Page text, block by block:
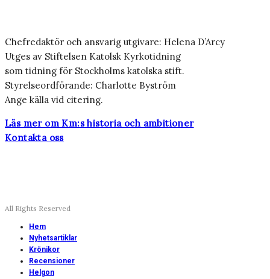
Chefredaktör och ansvarig utgivare: Helena D’Arcy
Utges av Stiftelsen Katolsk Kyrkotidning
som tidning för Stockholms katolska stift.
Styrelseordförande: Charlotte Byström
Ange källa vid citering.
Läs mer om Km:s historia och ambitioner
Kontakta oss
All Rights Reserved
Hem
Nyhetsartiklar
Krönikor
Recensioner
Helgon